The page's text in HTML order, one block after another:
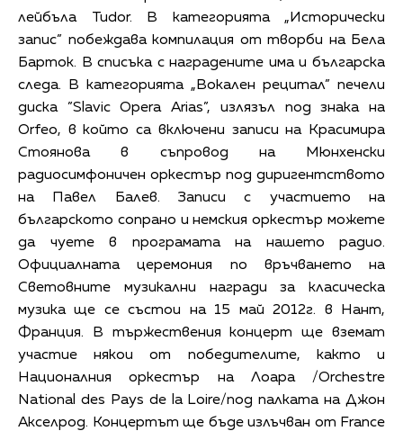
лейбъла Tudor. В категорията „Исторически
запис” побеждава компилация от творби на Бела
Барток. В списъка с наградените има и българска
следа. В категорията „Вокален рецитал” печели
диска ”Slavic Opera Arias”, излязъл под знака на
Orfeo, в който са включени записи на Красимира
Стоянова в съпровод на Мюнхенски
радиосимфоничен оркестър под диригентството
на Павел Балев. Записи с участието на
българското сопрано и немския оркестър можете
да чуете в програмата на нашето радио.
Официалната церемония по връчването на
Световните музикални награди за класическа
музика ще се състои на 15 май 2012г. в Нант,
Франция. В тържествения концерт ще вземат
участие някои от победителите, както и
Националния оркестър на Лоара /Orchestre
National des Pays de la Loire/под палката на Джон
Акселрод. Концертът ще бъде излъчван от France